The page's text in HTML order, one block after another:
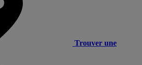
Trouver une